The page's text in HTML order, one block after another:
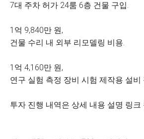
7대 주차 허가 24룸 6층 건물 구입.
1억 9,840만 원,
건물 수리 내 외부 리모델링 비용.
​1억 4,160만 원,
연구 실험 측정 장비 시험 제작용 설비
투자 진행 내역은 상세 내용 설명 링크